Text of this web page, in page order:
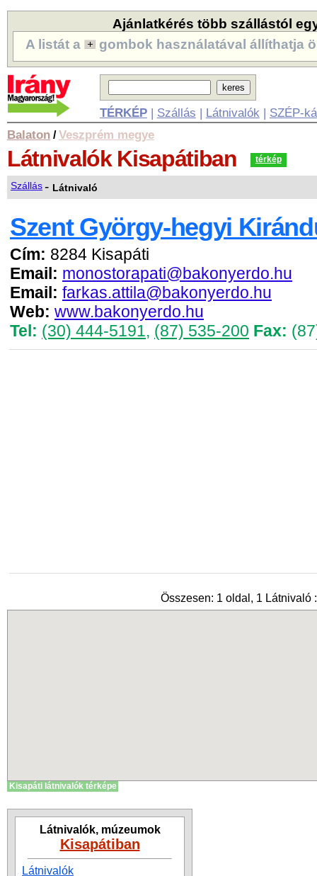
Ajánlatkérés több szállástól
A listát a
gombok használatával állíthatja
TÉRKÉP| Szállás | Látnivalók | SZÉP-
Balaton /Veszprém megye
Látnivalók Kisapátiban térkép
Szállás- Látnivaló
Szent György-hegyi
Cím: 8284 Kisapáti
Email: monostorapati@bakonyerdo.hu
Email: farkas.attila@bakonyerdo.hu
Web: www.bakonyerdo.hu
Tel: (30) 444-5191, (87) 535-200 Fax:
Összesen: 1 oldal, 1 Látnivaló :
Kisapáti látnivalók térképe
Látnivalók, múzeumok
Kisapátiban
Látnivalók